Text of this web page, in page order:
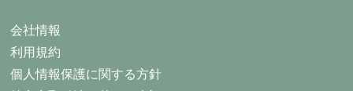
会社情報
利用規約
個人情報保護に関する方針